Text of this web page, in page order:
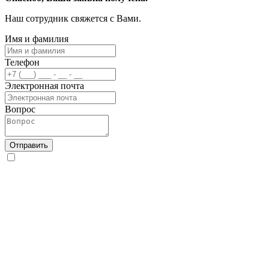
Наш сотрудник свяжется с Вами.
Имя и фамилия
Телефон
Электронная почта
Вопрос
Отправить